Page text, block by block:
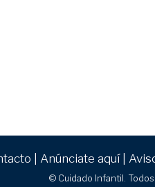
Anúnciate aquí|
© Cuidado Infantil.